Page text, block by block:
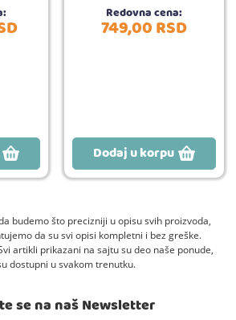
Redovna cena:
749,00RSD
Dodaj u korpu
budemo što precizniji u opisu svih proizvoda,
da su svi opisi kompletni i bez greške.
artikli prikazani na sajtu su deo naše ponude,
dostupni u svakom trenutku.
se na naš Newsletter